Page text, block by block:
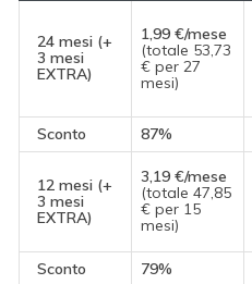
24 mesi (+
3 mesi
EXTRA)
1,99 €/mese
(totale 53,73
€ per 27
mesi)
Sconto
87%
12 mesi (+
3 mesi
EXTRA)
3,19 €/mese
(totale 47,85
€ per 15
mesi)
Sconto
79%